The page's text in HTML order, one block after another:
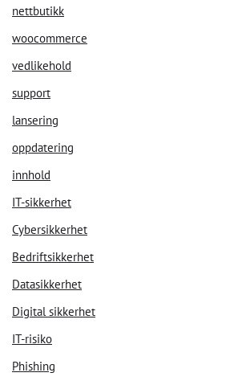
nettbutikk
woocommerce
vedlikehold
support
lansering
oppdatering
innhold
IT-sikkerhet
Cybersikkerhet
Bedriftsikkerhet
Datasikkerhet
Digital sikkerhet
IT-risiko
Phishing